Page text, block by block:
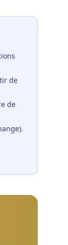
de
de